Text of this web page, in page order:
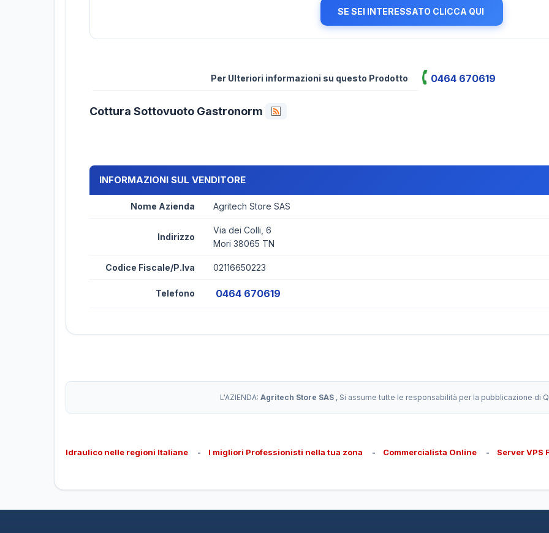
SE SEI INTERESSATO CLICCA QUI
Per Ulteriori informazioni su questo Prodotto 0464 670619
Cottura Sottovuoto Gastronorm
INFORMAZIONI SUL VENDITORE
Nome Azienda Agritech Store SAS
Indirizzo
Via dei Colli, 6
Mori 38065 TN
Codice Fiscale/P.Iva 02116650223
Telefono 0464 670619
L'AZIENDA: Agritech Store SAS , Si assume tutte le responsabilità per la pubblicazione di
Idraulico nelle regioni Italiane - I migliori Professionisti nella tua zona - Commercialista Online - Server VPS